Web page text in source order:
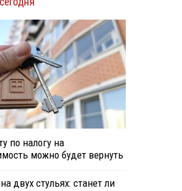
по налогу на
можно будет вернуть
двух стульях: станет ли